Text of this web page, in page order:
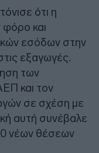
ότι η
και
εσόδων στην
εξαγωγές.
των
και τον
σε σχέση με
αυτή συνέβαλε
νέων θέσεων